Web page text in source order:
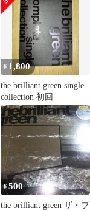
¥ 1,800
the brilliant green single
collection 初回
¥500
the brilliant green ザ・ブ